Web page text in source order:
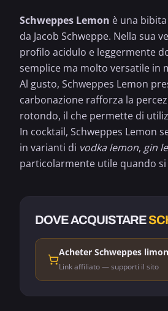
Schweppes Lemon è una
da Jacob Schweppe. Nella sua
profilo acidulo e leggermente
semplice ma molto versatile in
Al gusto, Schweppes Lemon
carbonazione rafforza la
rotondo, il che permette di
In cocktail, Schweppes Lemon
in varianti di vodka lemon, gin
particolarmente utile quando
DOVE ACQUISTARE
Acheter Schweppes
Link affiliato — supporti il sito